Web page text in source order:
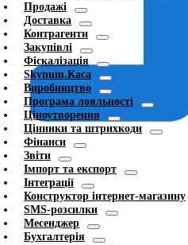
Продажі
Доставка
Контрагенти
Закупівлі
Фіскалізація
Skynum.Каса
Виробництво
Програма лояльності
Ціноутворення
Цінники та штрихкоди
Фінанси
Звіти
Імпорт та експорт
Інтеграції
Конструктор інтернет-магазину
SMS-розсилки
Месенджер
Бухгалтерія